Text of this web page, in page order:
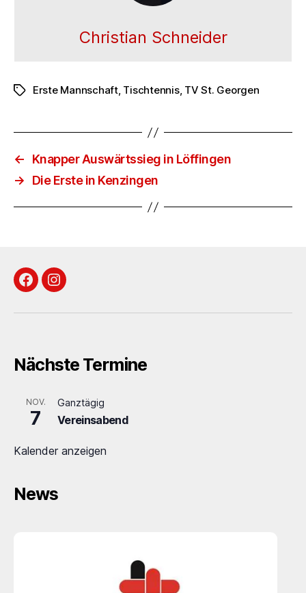
Christian Schneider
Schlagwörter
Erste Mannschaft, Tischtennis, TV St. Georgen
←
Knapper Auswärtssieg in Löffingen
→
Die Erste in Kenzingen
FacebookInstagram
Nächste Termine
NOV.
7
Ganztägig
Vereinsabend
Kalender anzeigen
News